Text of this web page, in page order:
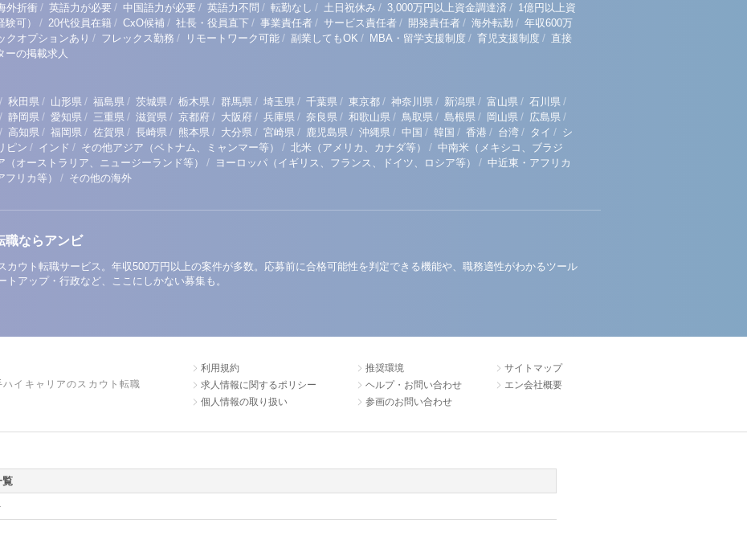
外折衝 / 英語力が必要 / 中国語力が必要 / 英語力不問 / 転勤なし / 土日祝休み / 3,000万円以上資金調達済 / 1億円以上資
可） / 20代役員在籍 / CxO候補 / 社長・役員直下 / 事業責任者 / サービス責任者 / 開発責任者 / 海外転勤 / 年収600万
クオプションあり / フレックス勤務 / リモートワーク可能 / 副業してもOK / MBA・留学支援制度 / 育児支援制度 / 直接
ーの掲載求人
/ 秋田県 / 山形県 / 福島県 / 茨城県 / 栃木県 / 群馬県 / 埼玉県 / 千葉県 / 東京都 / 神奈川県 / 新潟県 / 富山県 / 石川県 /
/ 静岡県 / 愛知県 / 三重県 / 滋賀県 / 京都府 / 大阪府 / 兵庫県 / 奈良県 / 和歌山県 / 鳥取県 / 島根県 / 岡山県 / 広島県 /
/ 高知県 / 福岡県 / 佐賀県 / 長崎県 / 熊本県 / 大分県 / 宮崎県 / 鹿児島県 / 沖縄県 / 中国 / 韓国 / 香港 / 台湾 / タイ / シ
ピン / インド / その他アジア（ベトナム、ミャンマー等） / 北米（アメリカ、カナダ等） / 中南米（メキシコ、ブラジ
（オーストラリア、ニュージーランド等） / ヨーロッパ（イギリス、フランス、ドイツ、ロシア等） / 中近東・アフリカ
リカ等）
/ その他の海外
職ならアンビ
カウト転職サービス。年収500万円以上の案件が多数。応募前に合格可能性を判定できる機能や、職務適性がわかるツール
アップ・行政など、ここにしかない募集も。
ハイキャリアのスカウト転職
利用規約
求人情報に関するポリシー
個人情報の取り扱い
推奨環境
ヘルプ・お問い合わせ
参画のお問い合わせ
サイトマップ
エン会社概要
覧